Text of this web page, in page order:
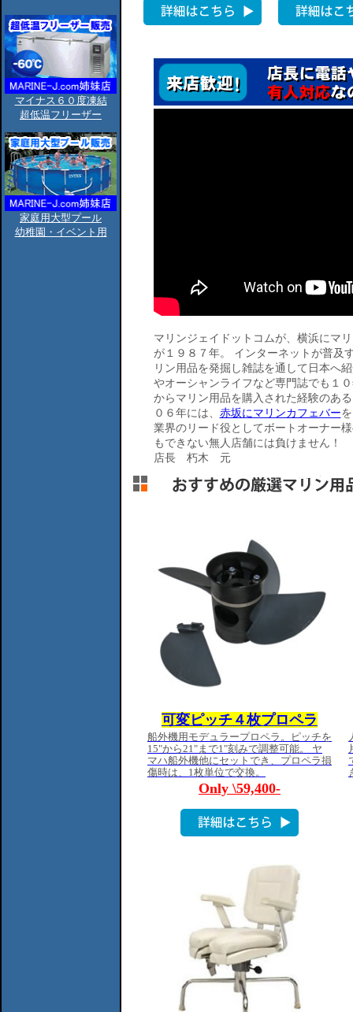
マイナス６０度凍結
超低温フリーザー
家庭用大型プール
幼稚園・イベント用
マリンジェイドットコムが、横浜にマ
が１９８７年。 インターネットが普及
リン用品を発掘し雑誌を通して日本へ
やオーシャンライフなど専門誌でも１
からマリン用品を購入された経験のあ
０６年には、 赤坂にマリンカフェバー
業界のリード役としてボートオーナー
もできない無人店舗には負けません！
店長 朽木 元